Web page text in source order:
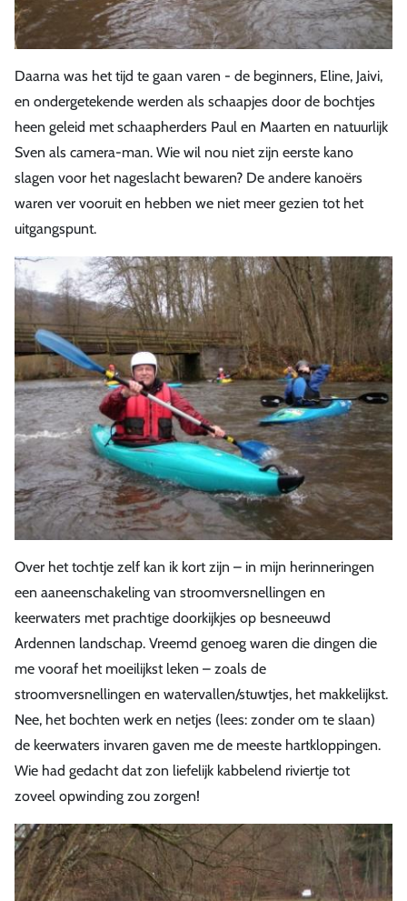
Daarna was het tijd te gaan varen - de beginners, Eline, Jaivi,
en ondergetekende werden als schaapjes door de bochtjes
heen geleid met schaapherders Paul en Maarten en natuurlijk
Sven als camera-man. Wie wil nou niet zijn eerste kano
slagen voor het nageslacht bewaren? De andere kanoërs
waren ver vooruit en hebben we niet meer gezien tot het
uitgangspunt.
Over het tochtje zelf kan ik kort zijn – in mijn herinneringen
een aaneenschakeling van stroomversnellingen en
keerwaters met prachtige doorkijkjes op besneeuwd
Ardennen landschap. Vreemd genoeg waren die dingen die
me vooraf het moeilijkst leken – zoals de
stroomversnellingen en watervallen/stuwtjes, het makkelijkst.
Nee, het bochten werk en netjes (lees: zonder om te slaan)
de keerwaters invaren gaven me de meeste hartkloppingen.
Wie had gedacht dat zon liefelijk kabbelend riviertje tot
zoveel opwinding zou zorgen!